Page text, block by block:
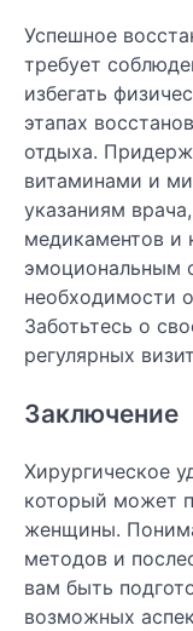
Успешное
требует
избегать
этапах
отдыха.
витаминами и
указаниям
медикаментов и
эмоциональным
необходимости
Заботьтесь о
регулярных
Заключение
Хирургическое
который может
женщины.
методов и
вам быть
возможных